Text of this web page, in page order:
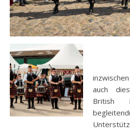
auch
British